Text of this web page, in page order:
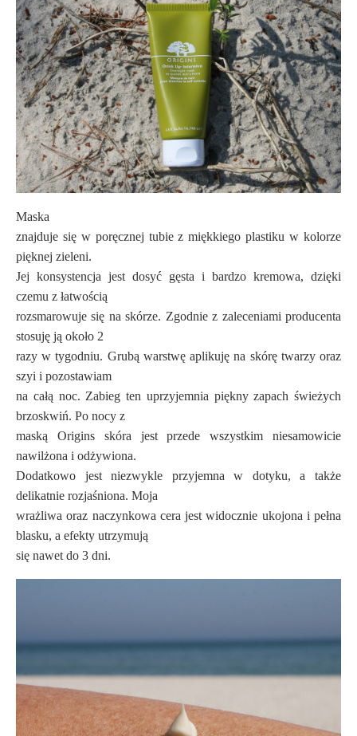
Maska
znajduje się w poręcznej tubie z miękkiego plastiku w kolorze
pięknej zieleni.
Jej konsystencja jest dosyć gęsta i bardzo kremowa, dzięki
czemu z łatwością
rozsmarowuje się na skórze. Zgodnie z zaleceniami producenta
stosuję ją około 2
razy w tygodniu. Grubą warstwę aplikuję na skórę twarzy oraz
szyi i pozostawiam
na całą noc. Zabieg ten uprzyjemnia piękny zapach świeżych
brzoskwiń. Po nocy z
maską Origins skóra jest przede wszystkim niesamowicie
nawilżona i odżywiona.
Dodatkowo jest niezwykle przyjemna w dotyku, a także
delikatnie rozjaśniona. Moja
wrażliwa oraz naczynkowa cera jest widocznie ukojona i pełna
blasku, a efekty utrzymują
się nawet do 3 dni.